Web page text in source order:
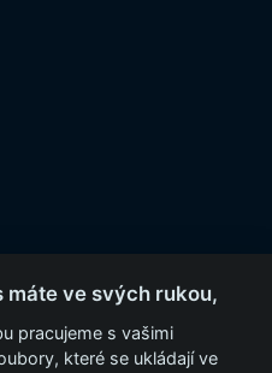
máte ve svých rukou,
pracujeme s vašimi
které se ukládají ve